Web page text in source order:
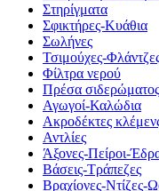
Στηρίγματα
Σφικτήρες-Κυάθια
Σωλήνες
Τσιμούχες-
Φίλτρα νερού
Πρέσα
Αγωγοί-Καλώδια
Ακροδέκτες
Αντλίες
Άξονες-Πείροι-
Βάσεις-Τράπεζες
Βραχίονες-Ντίζες-